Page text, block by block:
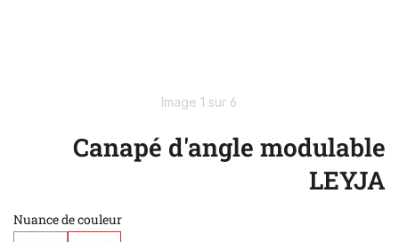
Image 1 sur 6
Canapé d'angle modulable
LEYJA
Nuance de couleur